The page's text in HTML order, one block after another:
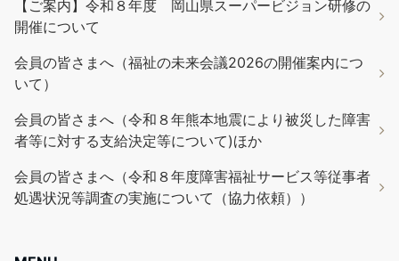
【ご案内】令和８年度 岡山県スーパービジョン研修の
開催について
会員の皆さまへ（福祉の未来会議2026の開催案内につ
いて）
会員の皆さまへ（令和８年熊本地震により被災した障害
者等に対する支給決定等について)ほか
会員の皆さまへ（令和８年度障害福祉サービス等従事者
処遇状況等調査の実施について（協力依頼））